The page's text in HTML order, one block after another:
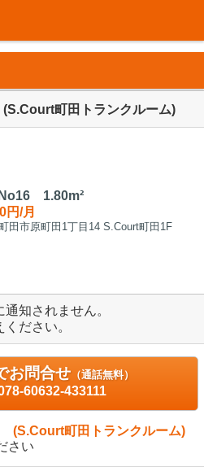
町田トランクルーム)
1.80m²
円/月
田市原町田1丁目14 S.Court町田1F
知されません。
ださい。
お問合せ （通話無料）
60632-433111
(S.Court町田トランクルーム)
さい